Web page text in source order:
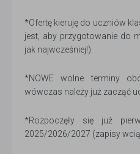
*Ofertę kieruję do uczniów
jest, aby przygotowanie do
jak najwcześniej!).
*NOWE wolne terminy
wówczas należy już zacząć
*Rozpoczęły się już
2025/2026/2027 (zapisy